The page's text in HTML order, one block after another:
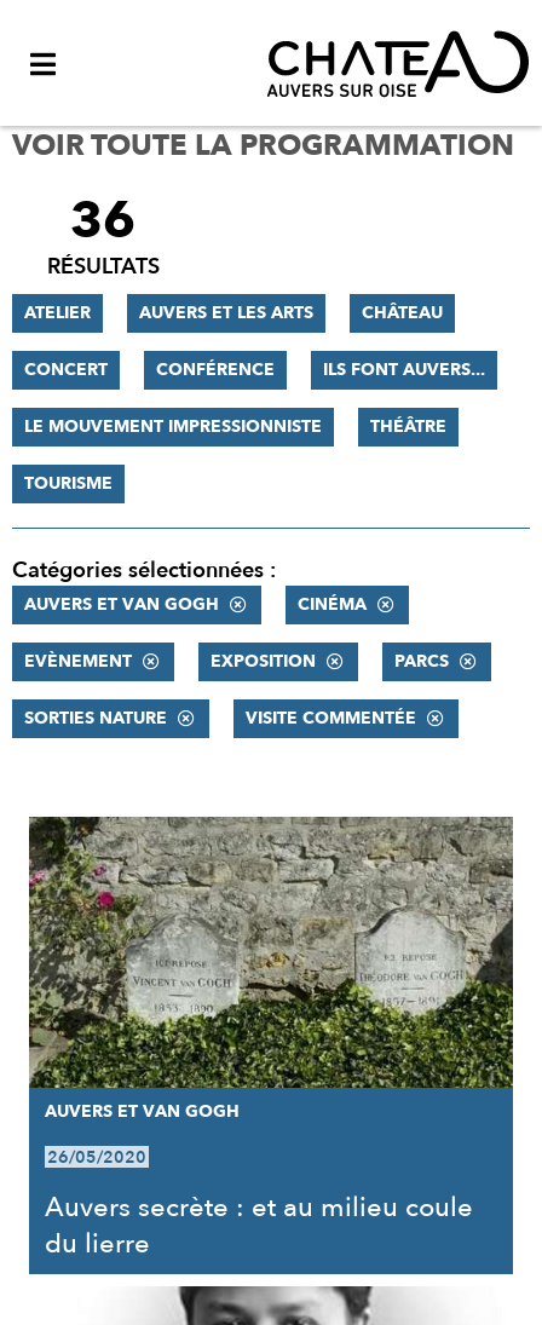
VOIR TOUTE LA PROGRAMMATION
FILTRER
RÉSULTATS
36
RÉSULTATS
ATELIER AUVERS ET LES ARTS CHÂTEAU
CONCERT CONFÉRENCE ILS FONT AUVERS...
LE MOUVEMENT IMPRESSIONNISTE THÉÂTRE
TOURISME
Catégories sélectionnées :
AUVERS ET VAN GOGH CINÉMA
EVÈNEMENT EXPOSITION PARCS
SORTIES NATURE VISITE COMMENTÉE
RÉSULTATS
AUVERS ET VAN GOGH
26/05/2020
Auvers secrète : et au milieu coule
du lierre